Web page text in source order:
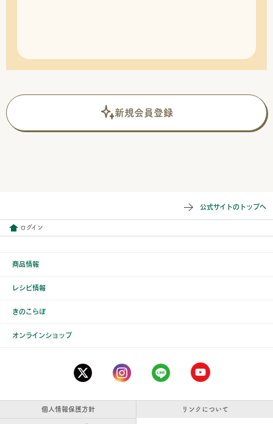
新規会員登録
公式サイトのトップへ
ログイン
商品情報
レシピ情報
きのこらぼ
オンラインショップ
個人情報保護方針 リンクについて